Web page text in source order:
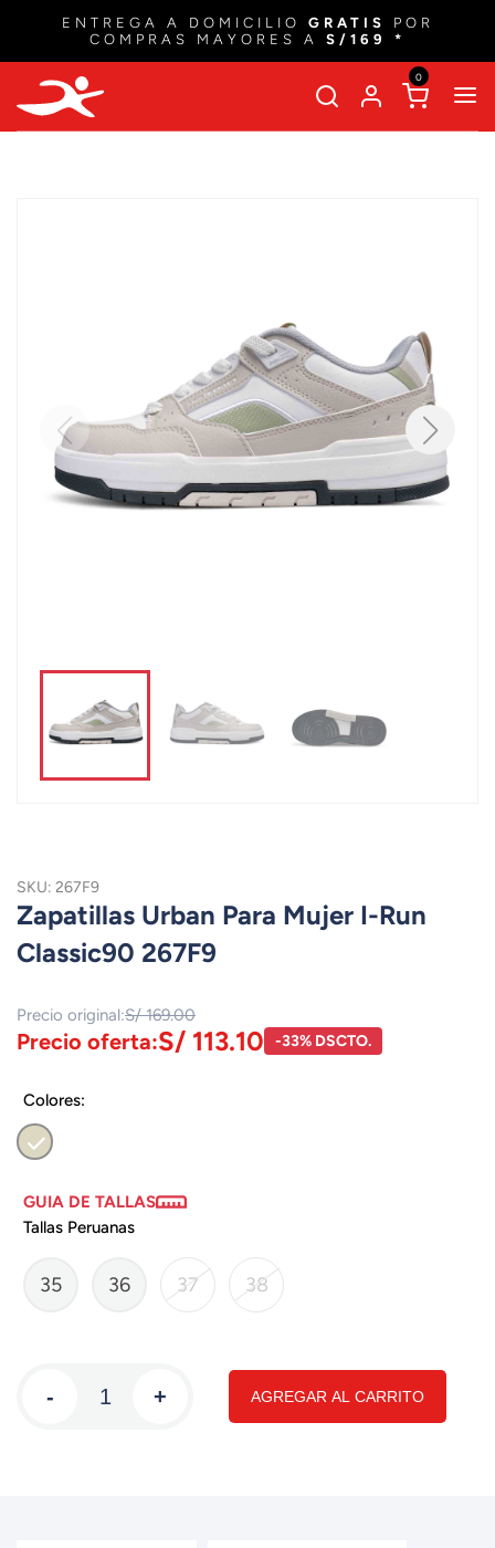
ENTREGA A DOMICILIO GRATIS
POR
COMPRAS MAYORES A S/169 *
0
SKU: 267F9
Zapatillas Urban Para Mujer I-Run
Classic90 267F9
Precio original:S/ 169.00
Precio oferta:S/ 113.10 -33% DSCTO.
Colores:
GUIA DE TALLAS
Tallas Peruanas
35 36 37 38
- + AGREGAR AL CARRITO